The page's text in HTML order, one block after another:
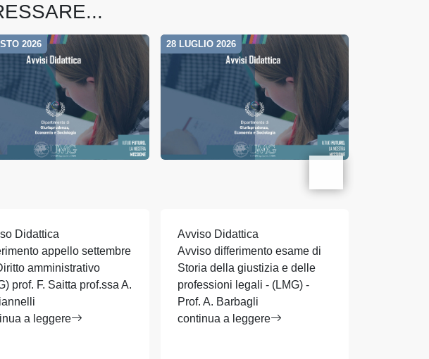
2026
Didattica
appello settembre
amministrativo
prof. F. Saitta prof.ssa A.
a leggere
28 LUGLIO 2026
Avviso Didattica
Avviso differimento esame di
Storia della giustizia e delle
professioni legali - (LMG) -
Prof. A. Barbagli
continua a leggere